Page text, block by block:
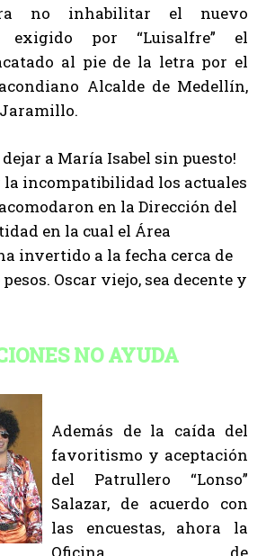
no inhabilitar el nuevo
exigido por “Luisalfre” el
al pie de la letra por el
Alcalde de Medellín,
dejar a María Isabel sin puesto!
la incompatibilidad los actuales
en la Dirección del
en la cual el Área
invertido a la fecha cerca de
Oscar viejo, sea decente y
NO AYUDA
Además de la caída del
favoritismo y aceptación
del Patrullero “Lonso”
Salazar, de acuerdo con
las encuestas, ahora la